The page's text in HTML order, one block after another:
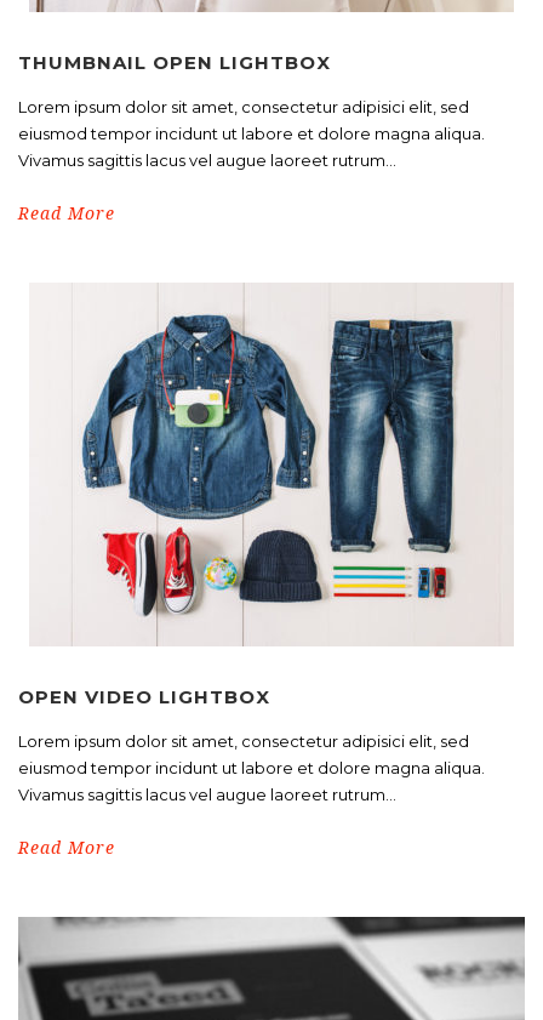
THUMBNAIL OPEN LIGHTBOX
Lorem ipsum dolor sit amet, consectetur adipisici elit, sed
eiusmod tempor incidunt ut labore et dolore magna aliqua.
Vivamus sagittis lacus vel augue laoreet rutrum...
Read More
OPEN VIDEO LIGHTBOX
Lorem ipsum dolor sit amet, consectetur adipisici elit, sed
eiusmod tempor incidunt ut labore et dolore magna aliqua.
Vivamus sagittis lacus vel augue laoreet rutrum...
Read More